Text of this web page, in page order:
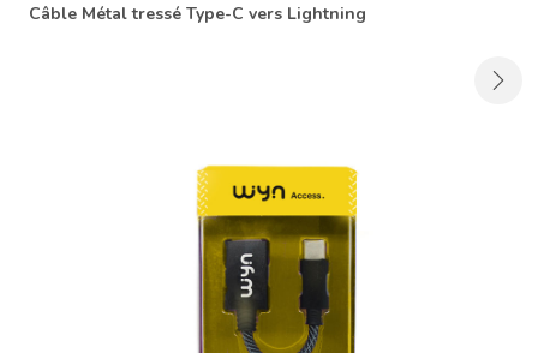
Câble Métal tressé Type-C vers Lightning